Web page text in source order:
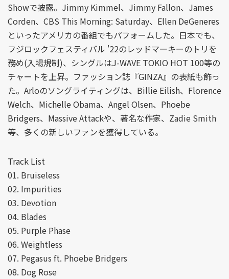
Showで披露。Jimmy Kimmel、Jimmy Fallon、James
Corden、CBS This Morning: Saturday、Ellen DeGeneres
といったアメリカの番組でもパフォームした。日本でも、
フジロックフェスティバル '22のレッドマーキーのトリを
務め(入場規制)、シングルはJ-WAVE TOKIO HOT 100等の
チャートを上昇。ファッション誌『GINZA』の表紙も飾っ
た。Arloのソングライティングは、Billie Eilish、Florence
Welch、Michelle Obama、Angel Olsen、Phoebe
Bridgers、Massive Attackや、著名な作家、Zadie Smith
等、多くの新しいファンを獲得している。
Track List
01. Bruiseless
02. Impurities
03. Devotion
04. Blades
05. Purple Phase
06. Weightless
07. Pegasus ft. Phoebe Bridgers
08. Dog Rose